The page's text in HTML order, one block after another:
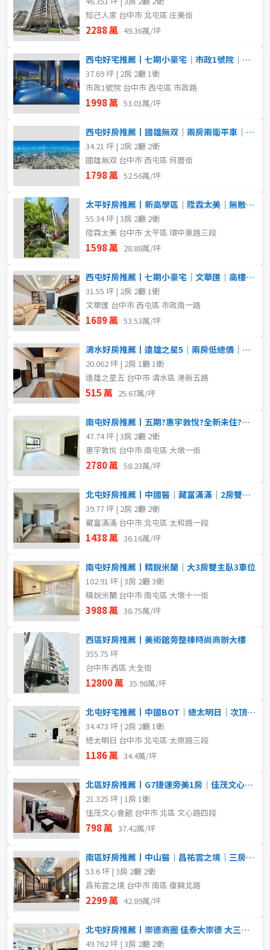
知己人家 台中市 北屯區 庄美街
2288 萬 49.36萬/坪
西屯好宅推薦丨七期小豪宅｜市政1號院｜大兩房平車｜帝王視野戶
37.69 坪 | 2房 2廳 1衛
市政1號院 台中市 西屯區 市政路
1998 萬 53.01萬/坪
西屯好房推薦丨國雄無双｜兩房兩衛平車｜高樓無限視野戶
34.21 坪 | 2房 2廳 2衛
國雄無双 台中市 西屯區 何厝街
1798 萬 52.56萬/坪
太平好房推薦丨新高學區｜陞霖太美｜無敵視野戶
55.34 坪 | 3房 2廳 2衛
陞霖太美 台中市 太平區 環中東路三段
1598 萬 28.88萬/坪
西屯好房推薦丨七期小豪宅｜文華匯｜高樓精裝兩房平車視野戶
31.55 坪 | 2房 2廳 1衛
文華匯 台中市 西屯區 市政南一路
1689 萬 53.53萬/坪
清水好房推薦丨遠雄之星5｜兩房低總價｜近三井OUTLET
20.062 坪 | 2房 1廳 1衛
遠雄之星五 台中市 清水區 港新五路
515 萬 25.67萬/坪
南屯好房推薦丨五期?惠宇敦悅?全新未住?三房平車
47.74 坪 | 3房 2廳 2衛
惠宇敦悅 台中市 南屯區 大墩一街
2780 萬 58.23萬/坪
北屯好房推薦丨中國醫｜藏富滿滿｜2房雙衛浴精裝戶
39.77 坪 | 2房 2廳 2衛
藏富滿滿 台中市 北屯區 太和路一段
1438 萬 36.16萬/坪
南屯好房推薦丨精銳米蘭｜大3房雙主臥3車位
102.91 坪 | 3房 2廳 3衛
精銳米蘭 台中市 南屯區 大墩十一街
3988 萬 38.75萬/坪
西區好房推薦丨美術館旁整棟時尚商辦大樓
355.75 坪
台中市 西區 大全街
12800 萬 35.98萬/坪
北屯好宅推薦丨中國BOT｜總太明日｜次頂樓｜大兩房平車
34.473 坪 | 2房 2廳 1衛
總太明日 台中市 北屯區 太原路三段
1186 萬 34.4萬/坪
北區好房推薦丨G7捷運旁美1房｜佳茂文心會館｜投資自住首選
21.325 坪 | 1房 1衛
佳茂文心會館 台中市 北區 文心路四段
798 萬 37.42萬/坪
南區好房推薦丨中山醫｜昌祐雲之境｜三房雙平車
53.6 坪 | 3房 2廳 2衛
昌祐雲之境 台中市 南區 復興北路
2299 萬 42.89萬/坪
北屯好房推薦丨崇德商圈 佳泰大崇德 大三房平車
49.762 坪 | 3房 2廳 2衛